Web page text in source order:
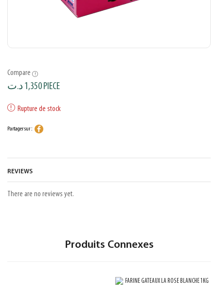
Compare
1,350د.ت PIECE
Rupture de stock
Partager sur :
REVIEWS
There are no reviews yet.
Produits Connexes